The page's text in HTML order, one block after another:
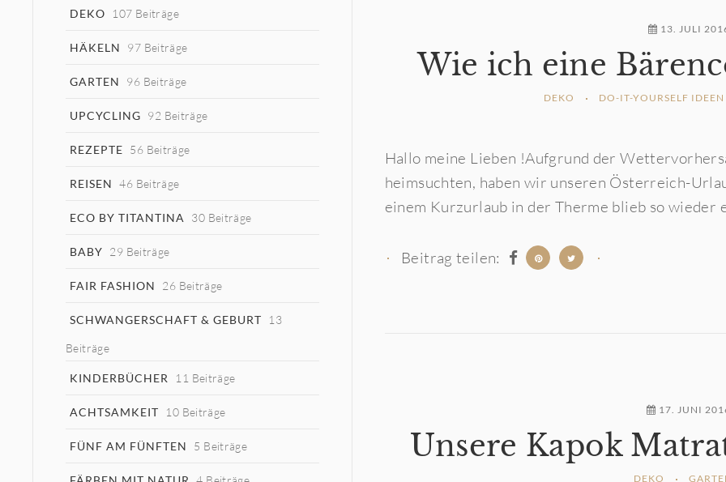
13. JULI
Wie ich eine
DEKO DO-IT-YOURSELF IDEEN
Hallo meine Lieben !Aufgrund der
heimsuchten, haben wir unseren Österreich-
einem Kurzurlaub in der Therme blieb so wieder
Beitrag teilen:
17. JUNI
Unsere Kapok
DEKO
DEKO 107 Beiträge
HÄKELN 97 Beiträge
GARTEN 96 Beiträge
UPCYCLING 92 Beiträge
REZEPTE 56 Beiträge
REISEN 46 Beiträge
ECO BY TITANTINA 30 Beiträge
BABY 29 Beiträge
FAIR FASHION 26 Beiträge
SCHWANGERSCHAFT & GEBURT 13
Beiträge
KINDERBÜCHER 11 Beiträge
ACHTSAMKEIT 10 Beiträge
FÜNF AM FÜNFTEN 5 Beiträge